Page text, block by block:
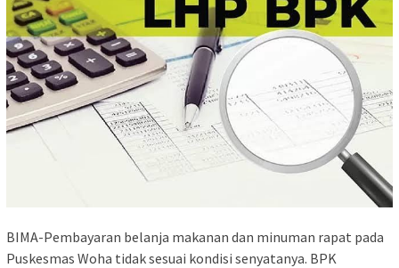
BIMA-Pembayaran belanja makanan dan minuman rapat pada
Puskesmas Woha tidak sesuai kondisi senyatanya. BPK